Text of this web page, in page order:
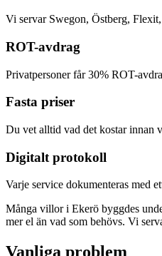
Vi servar Swegon, Östberg,
ROT-avdrag
Privatpersoner får 30% ROT-
Fasta priser
Du vet alltid vad det kostar innan
Digitalt protokoll
Varje service dokumenteras med
Många villor i Ekerö byggdes
mer el än vad som behövs. Vi
Vanliga problem